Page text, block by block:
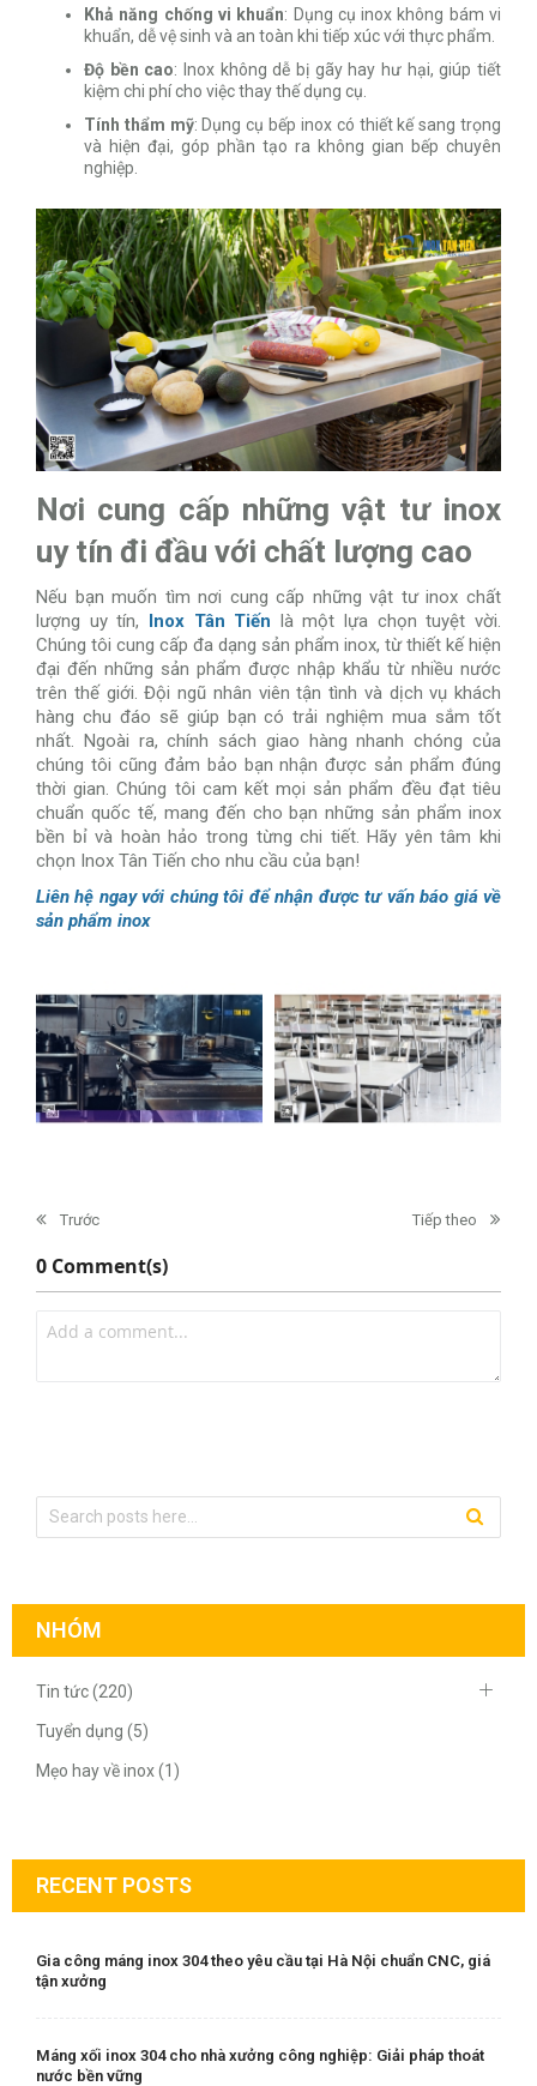
Khả năng chống vi khuẩn: Dụng cụ inox không bám vi
khuẩn, dễ vệ sinh và an toàn khi tiếp xúc với thực phẩm.
Độ bền cao: Inox không dễ bị gãy hay hư hại, giúp tiết
kiệm chi phí cho việc thay thế dụng cụ.
Tính thẩm mỹ: Dụng cụ bếp inox có thiết kế sang trọng
và hiện đại, góp phần tạo ra không gian bếp chuyên
nghiệp.
Nơi cung cấp những vật tư inox
uy tín đi đầu với chất lượng cao
Nếu bạn muốn tìm nơi cung cấp những vật tư inox chất
lượng uy tín, Inox Tân Tiến là một lựa chọn tuyệt vời.
Chúng tôi cung cấp đa dạng sản phẩm inox, từ thiết kế hiện
đại đến những sản phẩm được nhập khẩu từ nhiều nước
trên thế giới. Đội ngũ nhân viên tận tình và dịch vụ khách
hàng chu đáo sẽ giúp bạn có trải nghiệm mua sắm tốt
nhất. Ngoài ra, chính sách giao hàng nhanh chóng của
chúng tôi cũng đảm bảo bạn nhận được sản phẩm đúng
thời gian. Chúng tôi cam kết mọi sản phẩm đều đạt tiêu
chuẩn quốc tế, mang đến cho bạn những sản phẩm inox
bền bỉ và hoàn hảo trong từng chi tiết. Hãy yên tâm khi
chọn Inox Tân Tiến cho nhu cầu của bạn!
Liên hệ ngay với chúng tôi để nhận được tư vấn báo giá về
sản phẩm inox
Trước Tiếp theo
0 Comment(s)
NHÓM
Tin tức (220)
Tuyển dụng (5)
Mẹo hay về inox (1)
RECENT POSTS
Gia công máng inox 304 theo yêu cầu tại Hà Nội chuẩn CNC, giá
tận xưởng
Máng xối inox 304 cho nhà xưởng công nghiệp: Giải pháp thoát
nước bền vững